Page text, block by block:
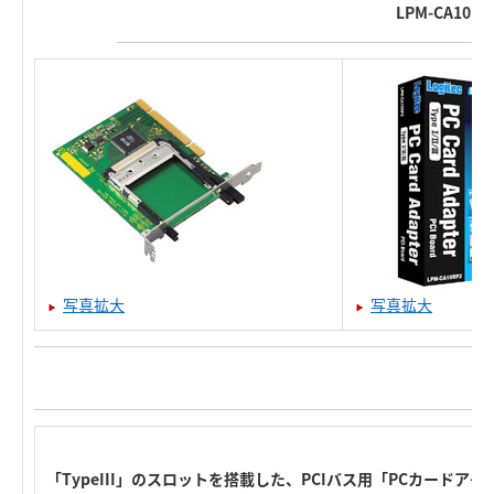
LPM-
写真拡大 写真拡大
「TypeIII」のスロットを搭載した、PCIバス用「PCカードア